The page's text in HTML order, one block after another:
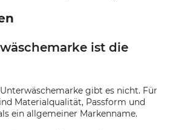
ist die
gibt es nicht. Für
Materialqualität, Passform und
ein allgemeiner Markenname.